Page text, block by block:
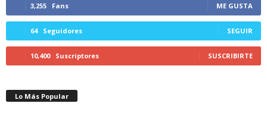
3,255 Fans ME GUSTA
64 Seguidores SEGUIR
10,400 Suscriptores SUSCRIBIRTE
Lo Más Popular